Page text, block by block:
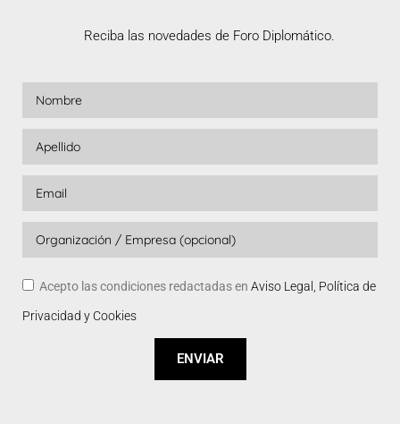
Reciba las novedades de Foro Diplomático.
Acepto las condiciones redactadas en Aviso Legal, Política de
Privacidad y Cookies
ENVIAR